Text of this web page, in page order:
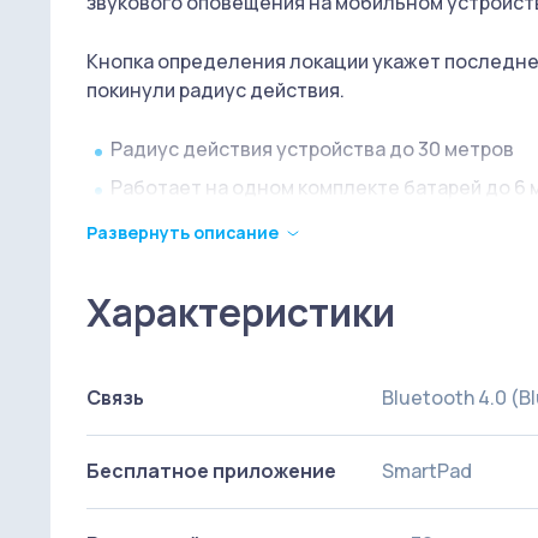
Кнопка определения локации укажет
покинули радиус действия.
Радиус действия устройства до 30 метров
Работает на одном комплекте батарей до 6
Можно подключить до 8 Bluetooth LE
Дизайн
Небольшое устройство размером не
Маленькая белая «шайба» с сенсорной
занимает минимум места, но станет
драгоценное время на поиски ключей или
Развернуть описание
Характеристики
Связь Bluetooth 4.0
Бесплатное приложение SmartPad